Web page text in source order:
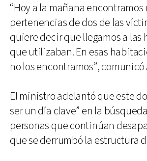
“Hoy a la mañana
pertenencias de dos de las
quiere decir que llegamos a
que utilizaban. En esas
no los encontramos”, comunicó
El ministro adelantó que este
ser un día clave” en la
personas que continúan
que se derrumbó la estructura